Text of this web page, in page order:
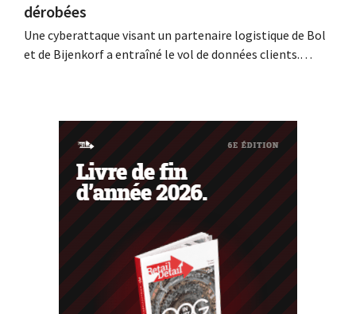
dérobées
Une cyberattaque visant un partenaire logistique de Bol
et de Bijenkorf a entraîné le vol de données clients.